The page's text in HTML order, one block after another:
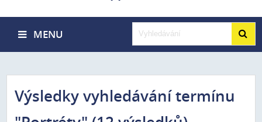
MENU
Výsledky vyhledávání termínu